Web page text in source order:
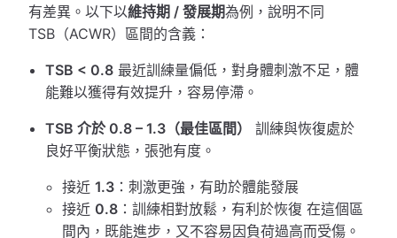
有差異。以下以維持期 / 發展期為例，說明不同
TSB（ACWR）區間的含義：
TSB < 0.8 最近訓練量偏低，對身體刺激不足，體
能難以獲得有效提升，容易停滯。
TSB 介於 0.8 – 1.3（最佳區間）
訓練與恢復處於
良好平衡狀態，張弛有度。
接近1.3 ：刺激更強，有助於體能發展
接近 0.8 ：訓練相對放鬆，有利於恢復 在這個區
間內，既能進步，又不容易因負荷過高而受傷。